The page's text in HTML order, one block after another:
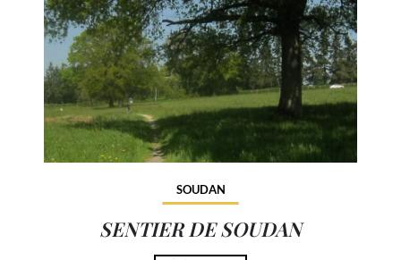
SOUDAN
SENTIER DE SOUDAN